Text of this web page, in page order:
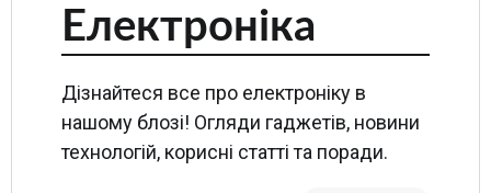
Електроніка
Дізнайтеся все про електроніку в
нашому блозі! Огляди гаджетів, новини
технологій, корисні статті та поради.